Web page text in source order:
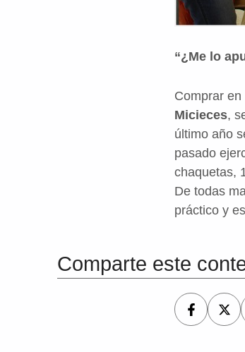
“¿Me lo
Comprar
Micieces,
último año
pasado
chaquetas,
De todas
práctico y
Comparte este